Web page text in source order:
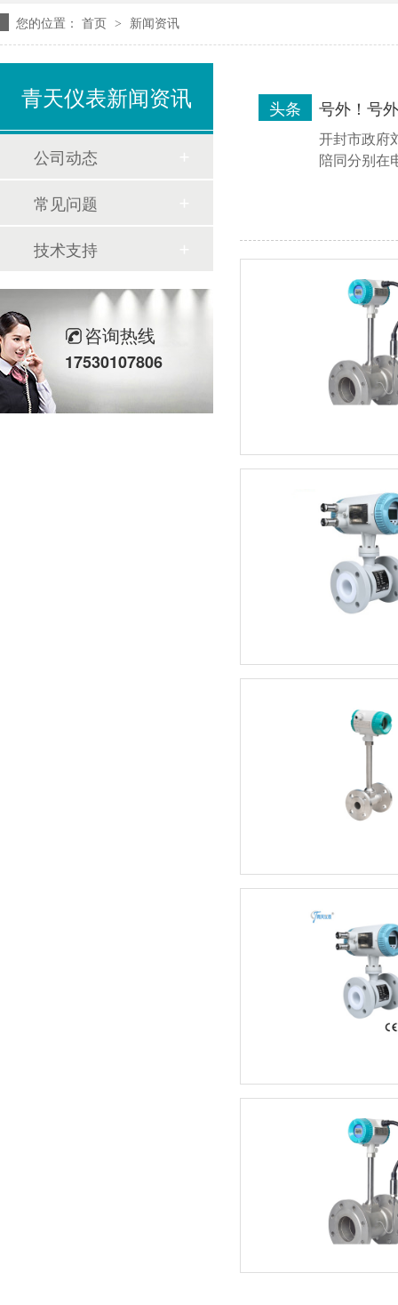
您的位置： 首页 > 新闻资讯
号外！号
头条
开封市政府
陪同分别在
青天仪表新闻资讯
公司动态
常见问题
技术支持
咨询热线
17530107806